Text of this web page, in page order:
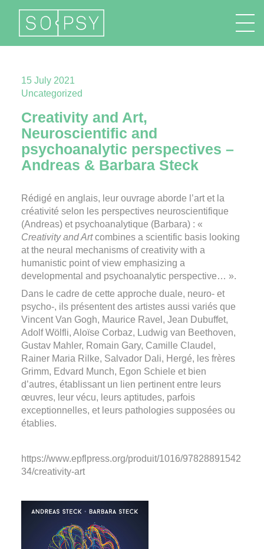
FR EN IT
15 July 2021
Uncategorized
Creativity and Art,
Neuroscientific and
psychoanalytic perspectives –
Andreas & Barbara Steck
Rédigé en anglais, leur ouvrage aborde l’art et la
créativité selon les perspectives neuroscientifique
(Andreas) et psychoanalytique (Barbara) : «
Creativity and Artcombines a scientific basis looking
at the neural mechanisms of creativity with a
humanistic point of view emphasizing a
developmental and psychoanalytic perspective… ».
Dans le cadre de cette approche duale, neuro- et
psycho-, ils présentent des artistes aussi variés que
Vincent Van Gogh, Maurice Ravel, Jean Dubuffet,
Adolf Wölfli, Aloïse Corbaz, Ludwig van Beethoven,
Gustav Mahler, Romain Gary, Camille Claudel,
Rainer Maria Rilke, Salvador Dali, Hergé, les frères
Grimm, Edvard Munch, Egon Schiele et bien
d’autres, établissant un lien pertinent entre leurs
œuvres, leur vécu, leurs aptitudes, parfois
exceptionnelles, et leurs pathologies supposées ou
établies.
https://www.epflpress.org/produit/1016/97828891542
34/creativity-art